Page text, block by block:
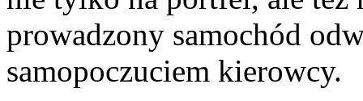
prowadzony samochód
samopoczuciem kierowcy.